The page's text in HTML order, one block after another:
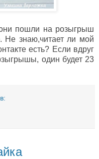
пошли на розыгрыш
Не знаю,читает ли мой
есть? Если вдруг
один будет 23